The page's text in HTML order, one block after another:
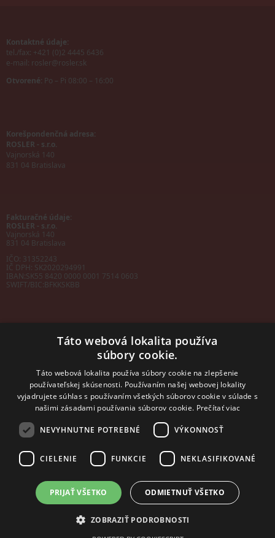
Kontaktné údaje:
tel./fax: +421 (0)2 4445 6436
e-mail: rosler@rosler.sk
Otvorené: Po – Pi 08:00 – 16:00
Korešpondenčná adresa:
ROSLER - s.r.o.
Vajnorská 140
831 04 Bratislava
Fakturačné údaje:
ROSLER - s.r.o.
Vajnorská 140
831 04 Bratislava
IČO: 31352243
IČ DPH: SK2020294991
IBAN:SK55 8420 0000 0001 7514 0603
SWIFT/BIC:BFKKSKBB
sales@rosler.sk
Regionálni zástupcovia
Západ a stred:
+421 903 728 402
Východ
mobil: +421 901 728 409
2014 - 2026 © ROSLER s.r.o.
Tvorba web stránok
aredakčný systém odAlejTech, spol. s r.o.
Táto webová lokalita používa
súbory cookie.
Táto webová lokalita používa súbory cookie na zlepšenie
používateľskej skúsenosti. Používaním našej webovej lokality
vyjadrujete súhlas s používaním všetkých súborov cookie v súlade s
našimi zásadami používania súborov cookie. Prečítať viac
NEVYHNUTNE POTREBNÉ VÝKONNOSŤ
CIELENIE FUNKCIE NEKLASIFIKOVANÉ
PRIJAŤ VŠETKO ODMIETNUŤ VŠETKO
ZOBRAZIŤ PODROBNOSTI